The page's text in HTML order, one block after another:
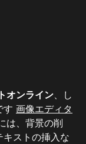
オンライン 、し
す 画像エディタ
は、背景の削
ストの挿入な